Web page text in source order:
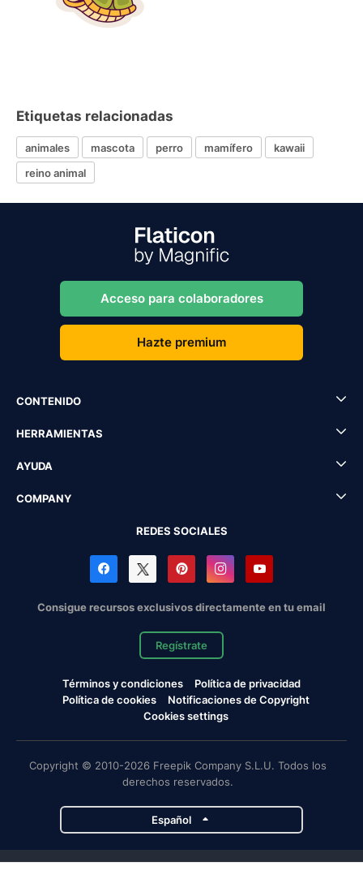
Etiquetas relacionadas
animales mascota perro mamífero
kawaii
reino animal
Acceso para colaboradores
Hazte premium
CONTENIDO
HERRAMIENTAS
AYUDA
COMPANY
REDES SOCIALES
Consigue recursos exclusivos directamente en tu email
Regístrate
Términos y condiciones
Política de privacidad
Política de cookies
Notificaciones de Copyright
Cookies settings
Copyright © 2010-2026 Freepik Company S.L.U. Todos los
derechos reservados.
Español